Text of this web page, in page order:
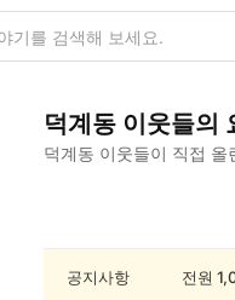
덕계동 이웃들의
덕계동 이웃들이 직접 올
동
공지사항